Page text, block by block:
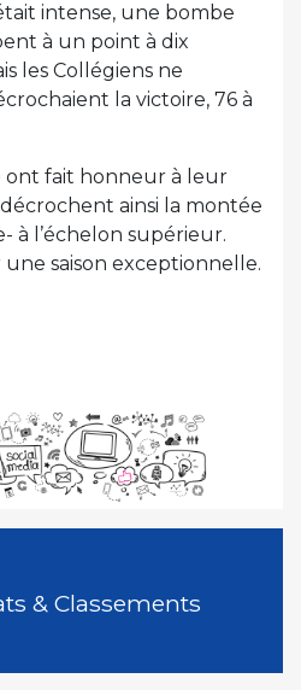
intense, une bombe
à un point à dix
les Collégiens ne
la victoire, 76 à
fait honneur à leur
ainsi la montée
à l’échelon supérieur.
saison exceptionnelle.
& Classements